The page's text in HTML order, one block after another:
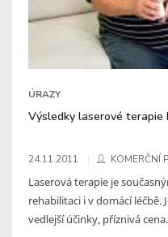
ÚRAZY
Výsledky laserové terapie
24.11.2011 KOMERČNÍ
Laserová terapie je
rehabilitaci i v domácí léčbě.
vedlejší účinky, příznivá